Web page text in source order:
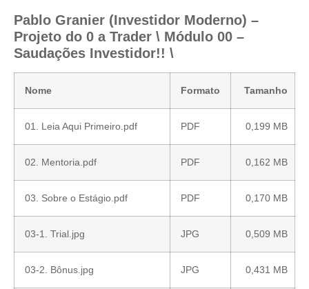
Pablo Granier (Investidor Moderno) –
Projeto do 0 a Trader \ Módulo 00 –
Saudações Investidor!! \
Nome Formato Tamanho
01. Leia Aqui Primeiro.pdf PDF 0,199 MB
02. Mentoria.pdf PDF 0,162 MB
03. Sobre o Estágio.pdf PDF 0,170 MB
03-1. Trial.jpg JPG 0,509 MB
03-2. Bônus.jpg JPG 0,431 MB